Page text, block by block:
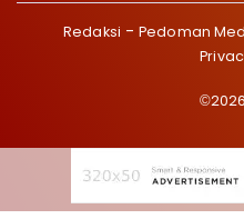
Redaksi Pedoman